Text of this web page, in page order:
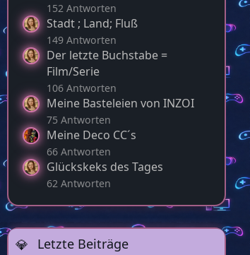
152 Antworten
Stadt ; Land; Fluß
149 Antworten
Der letzte Buchstabe =
Film/Serie
106 Antworten
Meine Basteleien von INZOI
75 Antworten
Meine Deco CC´s
66 Antworten
Glückskeks des Tages
62 Antworten
Letzte Beiträge